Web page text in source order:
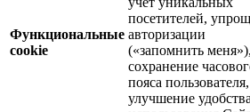
Функциональные
cookie
посетителей,
авторизации
(«запомнить меня»),
сохранение
пояса пользователя,
улучшение удобства